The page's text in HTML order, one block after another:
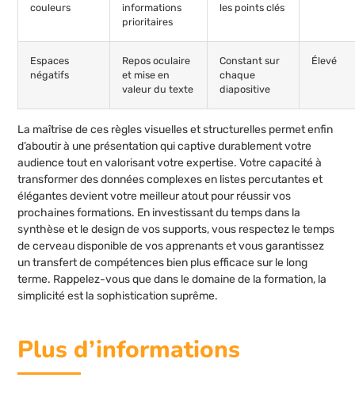
couleurs
informations
prioritaires
les points clés
Espaces
négatifs
Repos oculaire
et mise en
valeur du texte
Constant sur
chaque
diapositive
Élevé
La maîtrise de ces règles visuelles et structurelles permet enfin
d’aboutir à une présentation qui captive durablement votre
audience tout en valorisant votre expertise. Votre capacité à
transformer des données complexes en listes percutantes et
élégantes devient votre meilleur atout pour réussir vos
prochaines formations. En investissant du temps dans la
synthèse et le design de vos supports, vous respectez le temps
de cerveau disponible de vos apprenants et vous garantissez
un transfert de compétences bien plus efficace sur le long
terme. Rappelez-vous que dans le domaine de la formation, la
simplicité est la sophistication suprême.
Plus d’informations